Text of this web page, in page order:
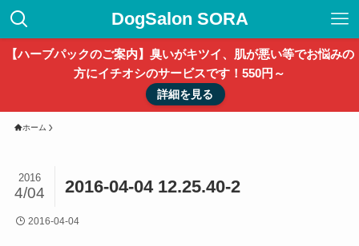
DogSalon SORA
【ハーブパックのご案内】臭いがキツイ、肌が悪い等でお悩みの
方にイチオシのサービスです！550円～
詳細を見る
ホーム
2016-04-04 12.25.40-2
2016
4/04
2016-04-04